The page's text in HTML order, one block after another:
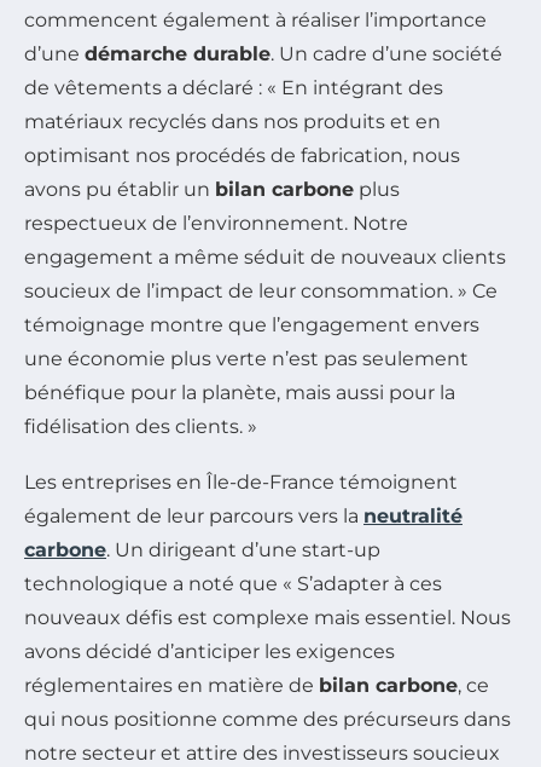
commencent également à réaliser l’importance
d’une démarche durable. Un cadre d’une société
de vêtements a déclaré : « En intégrant des
matériaux recyclés dans nos produits et en
optimisant nos procédés de fabrication, nous
avons pu établir un bilan carbone plus
respectueux de l’environnement. Notre
engagement a même séduit de nouveaux clients
soucieux de l’impact de leur consommation. » Ce
témoignage montre que l’engagement envers
une économie plus verte n’est pas seulement
bénéfique pour la planète, mais aussi pour la
fidélisation des clients. »
Les entreprises en Île-de-France témoignent
également de leur parcours vers la neutralité
carbone. Un dirigeant d’une start-up
technologique a noté que « S’adapter à ces
nouveaux défis est complexe mais essentiel. Nous
avons décidé d’anticiper les exigences
réglementaires en matière de bilan carbone, ce
qui nous positionne comme des précurseurs dans
notre secteur et attire des investisseurs soucieux